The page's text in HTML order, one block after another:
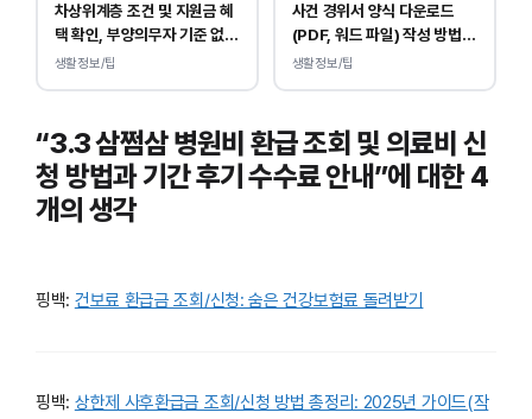
차상위계층 조건 및 지원금 혜
택 확인, 부양의무자 기준 없
이 소득, 재산만 봅니다.
생활정보/팁
사건 경위서 양식 다운로드
(PDF, 워드 파일) 작성 방법
및 예시
생활정보/팁
“3.3 삼쩜삼 병원비 환급 조회 및 의료비 신
청 방법과 기간 후기 수수료 안내”에 대한 4
개의 생각
핑백: 건보료 환급금 조회/신청: 숨은 건강보험료 돌려받기
핑백: 상한제 사후환급금 조회/신청 방법 총정리: 2025년 가이드(작